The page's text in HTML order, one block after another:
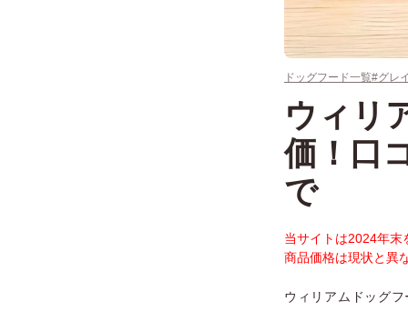
ドッグフード一覧#グレ
ウィリ
価！口
で
当サイトは2024年末
商品価格は現状と異
ウィリアムドッグ